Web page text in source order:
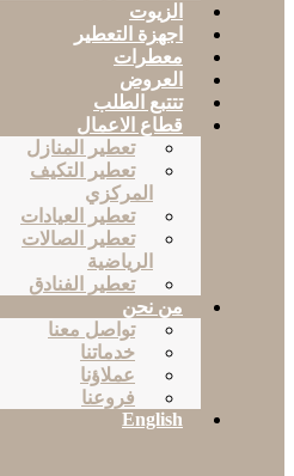
الزيوت
اجهزة التعطير
معطرات
العروض
تتتبع الطلب
قطاع الاعمال
تعطير المنازل
تعطير التكيف
المركزي
تعطير العيادات
تعطير الصالات
الرياضية
تعطير الفنادق
من نحن
تواصل معنا
خدماتنا
عملاؤنا
فروعنا
English